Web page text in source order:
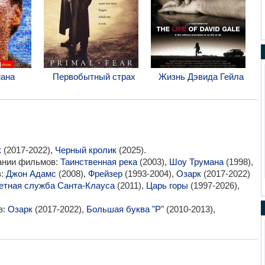
Первобытный страх Жизнь Дэвида Гейла
(2017-2022), Черный кролик(2025).
фильмов: Таинственная река(2003), Шоу Трумана(1998),
Джон Адамс (2008), Фрейзер(1993-2004), Озарк(2017-2022)
служба Санта-Клауса(2011), Царь горы (1997-2026),
Озарк(2017-2022), Большая буква "Р"(2010-2013),